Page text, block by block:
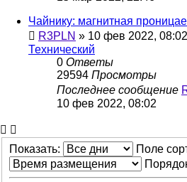
Чайнику: магнитная
R3PLN » 10 фев 2022, 08:02
Технический
0 Ответы
29594 Просмотры
Последнее сообщение
10 фев 2022, 08:02
Показать:
Поле